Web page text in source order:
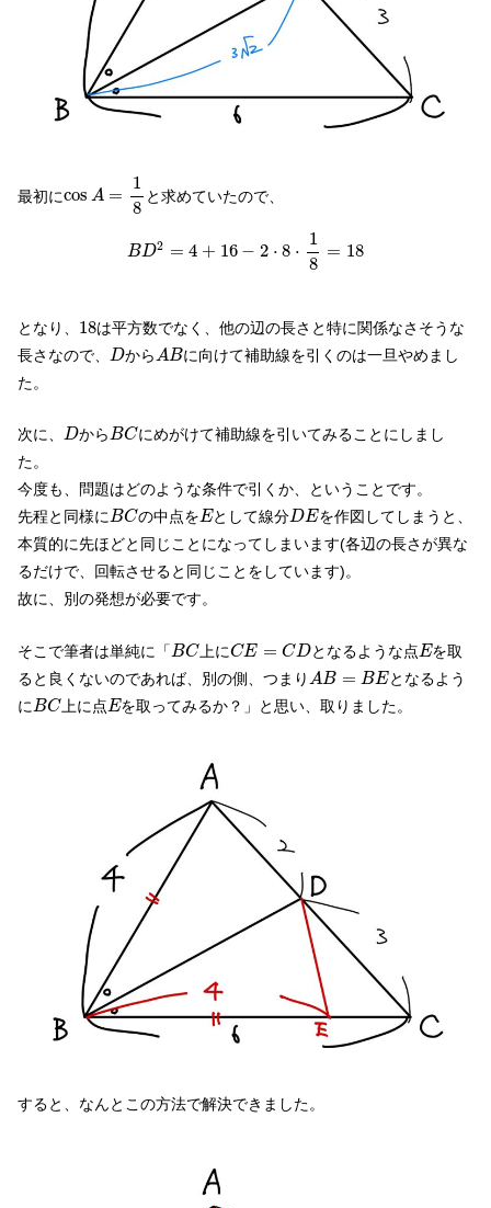
最初にcos A =
1
8
8
と求めていたので、
BD2 = 4 + 16 − 2 ⋅ 8 ⋅
1
8
= 18
=
となり、 18
18は平方数でなく、他の辺の長さと特に関係なさそうな
長さなので、 D
DからAB
A B に向けて補助線を引くのは一旦やめまし
た。
次に、 D
DからBC
BCにめがけて補助線を引いてみることにしまし
た。
今度も、問題はどのような条件で引くか、ということです。
先程と同様にBC
BCの中点をE
Eとして線分DE
DE を作図してしまうと、
本質的に先ほどと同じことになってしまいます(各辺の長さが異な
るだけで、回転させると同じことをしています)。
故に、別の発想が必要です。
そこで筆者は単純に「BC
BC上にCE = CD
CE= D となるような点E
Eを取
ると良くないのであれば、別の側、つまりAB = BE
A B= E
となるよう
にBC
BC上に点E
Eを取ってみるか？」と思い、取りました。
すると、なんとこの方法で解決できました。